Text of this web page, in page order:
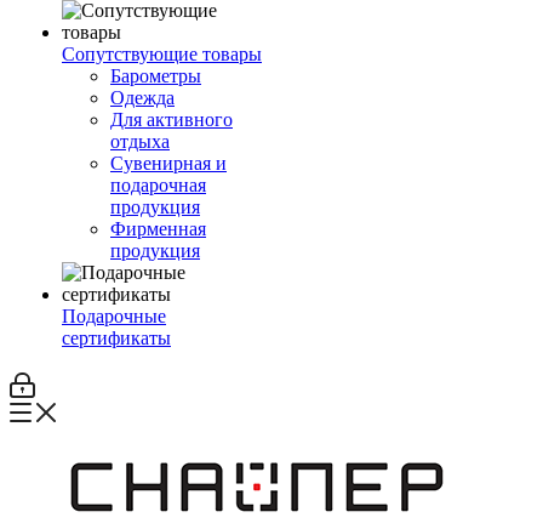
Сопутствующие товары
Барометры
Одежда
Для активного
отдыха
Сувенирная и
подарочная
продукция
Фирменная
продукция
Подарочные
сертификаты